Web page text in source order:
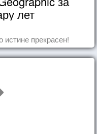
лет
прекрасен!